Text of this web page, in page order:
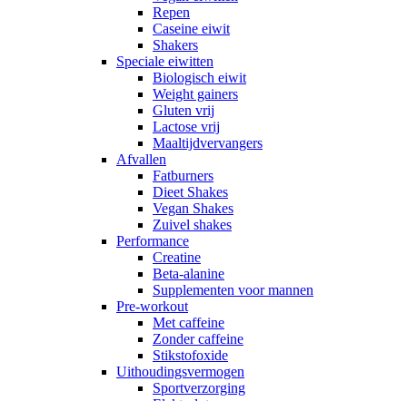
Repen
Caseine eiwit
Shakers
Speciale eiwitten
Biologisch eiwit
Weight gainers
Gluten vrij
Lactose vrij
Maaltijdvervangers
Afvallen
Fatburners
Dieet Shakes
Vegan Shakes
Zuivel shakes
Performance
Creatine
Beta-alanine
Supplementen voor mannen
Pre-workout
Met caffeine
Zonder caffeine
Stikstofoxide
Uithoudingsvermogen
Sportverzorging